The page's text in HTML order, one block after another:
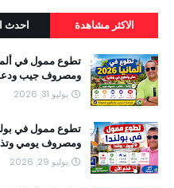
الاكثر مشاهدة احدث
ومصروف جيب
يوليو 31, 2026
ومصروف يومي
يوليو 29, 2026